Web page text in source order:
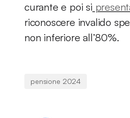
curante e poi si
riconoscere invalido
non inferiore all’80%.
pensione 2024